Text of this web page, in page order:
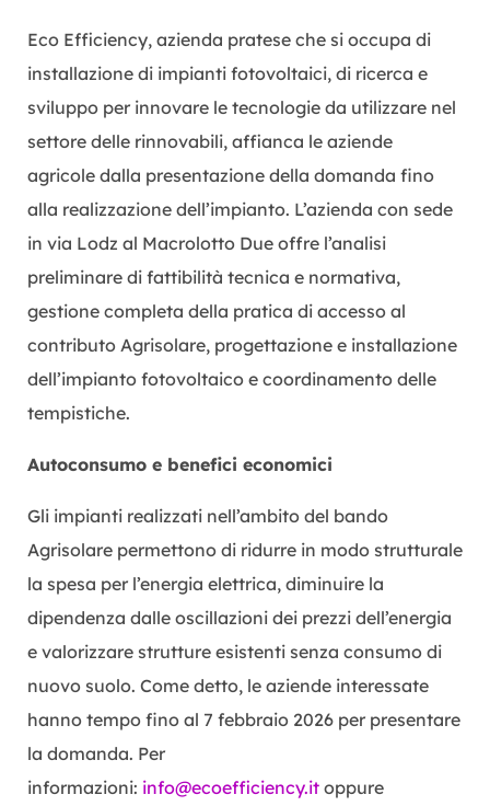
Eco Efficiency, azienda pratese che si occupa di
installazione di impianti fotovoltaici, di ricerca e
sviluppo per innovare le tecnologie da utilizzare nel
settore delle rinnovabili, affianca le aziende
agricole dalla presentazione della domanda fino
alla realizzazione dell’impianto. L’azienda con sede
in via Lodz al Macrolotto Due offre l’analisi
preliminare di fattibilità tecnica e normativa,
gestione completa della pratica di accesso al
contributo Agrisolare, progettazione e installazione
dell’impianto fotovoltaico e coordinamento delle
tempistiche.
Autoconsumo e benefici economici
Gli impianti realizzati nell’ambito del bando
Agrisolare permettono di ridurre in modo strutturale
la spesa per l’energia elettrica, diminuire la
dipendenza dalle oscillazioni dei prezzi dell’energia
e valorizzare strutture esistenti senza consumo di
nuovo suolo. Come detto, le aziende interessate
hanno tempo fino al 7 febbraio 2026 per presentare
la domanda. Per
informazioni: info@ecoefficiency.it oppure